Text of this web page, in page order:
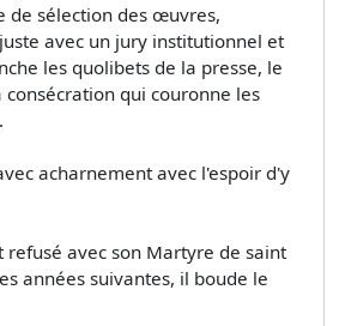
de sélection des œuvres,
avec un jury institutionnel et
les quolibets de la presse, le
qui couronne les
acharnement avec l'espoir d'y
refusé avec son Martyre de saint
années suivantes, il boude le